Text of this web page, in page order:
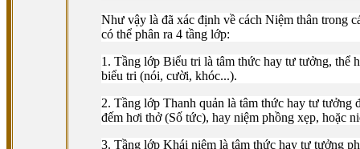
Như vậy là đã xác định về cách Niệm thân trong
có thể phân ra 4 tầng lớp:
1. Tầng lớp Biểu tri là tâm thức hay tư tưởng, thể
biểu tri (nói, cười, khóc...).
2. Tầng lớp Thanh quản là tâm thức hay tư tưởng
đếm hơi thở (Số tức), hay niệm phồng xẹp, hoặc
3. Tầng lớp Khái niệm là tâm thức hay tư tưởng